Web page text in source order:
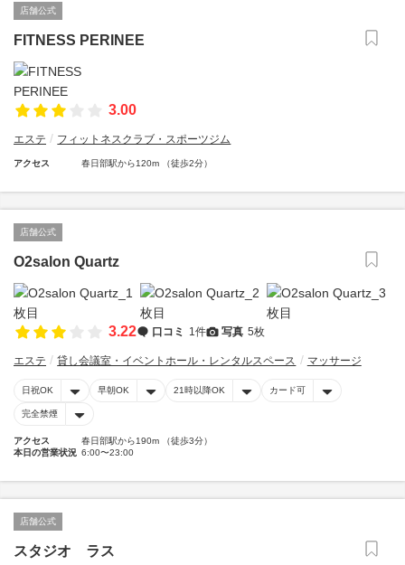
店舗公式
FITNESS PERINEE
3.00
エステ フィットネスクラブ・スポーツジム
アクセス 春日部駅から120m （徒歩2分）
店舗公式
O2salon Quartz
3.22 口コミ 1件 写真 5枚
エステ 貸し会議室・イベントホール・レンタルスペース マッサージ
日祝OK 早朝OK 21時以降OK カード可
完全禁煙
アクセス
春日部駅から190m （徒歩3分）
本日の営業状況 6:00〜23:00
店舗公式
スタジオ ラス